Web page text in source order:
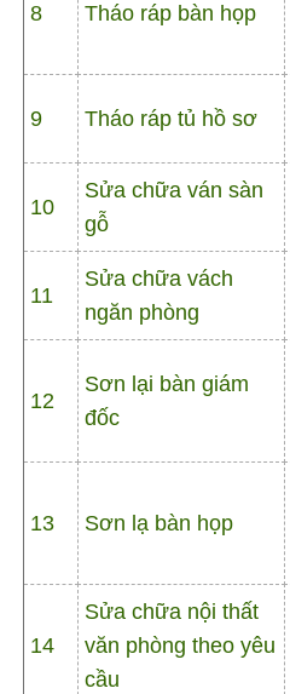
8 Tháo ráp bàn họp
9 Tháo ráp tủ hồ sơ
10
Sửa chữa ván sàn
gỗ
11
Sửa chữa vách
ngăn phòng
12
Sơn lại bàn giám
đốc
13 Sơn lạ bàn họp
14
Sửa chữa nội thất
văn phòng theo yêu
cầu